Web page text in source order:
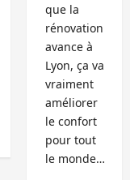
que la
rénovation
avance à
Lyon, ça va
vraiment
améliorer
le confort
pour tout
le monde…